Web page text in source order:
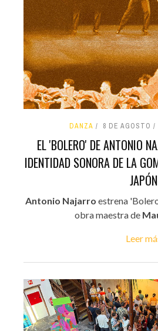
DANZA 8 DE AGOSTO
EL 'BOLERO' DE ANTONIO
IDENTIDAD SONORA DE LA
JAPÓN
Antonio Najarro estrena
obra maestra de
Leer